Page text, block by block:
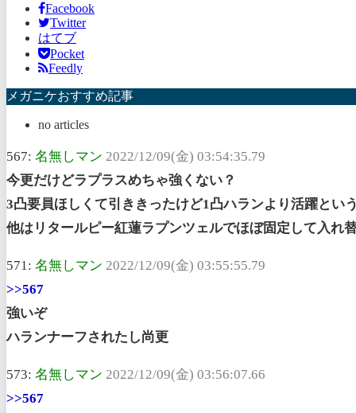
Facebook
Twitter
はてブ
Pocket
Feedly
メガニケおすすめ記事
no articles
567: 名無しマン 2022/12/09(金) 03:54:35.79
今更だけどラプラスめちゃ強くない？
3凸要員ほしくて引ききったけど1凸ハランより活躍とい
他はリタールピー紅蓮ラプンツェルでほぼ固定して入れ
571: 名無しマン 2022/12/09(金) 03:55:55.79
>>567
強いぞ
ハランナーフされたし尚更
573: 名無しマン 2022/12/09(金) 03:56:07.66
>>567